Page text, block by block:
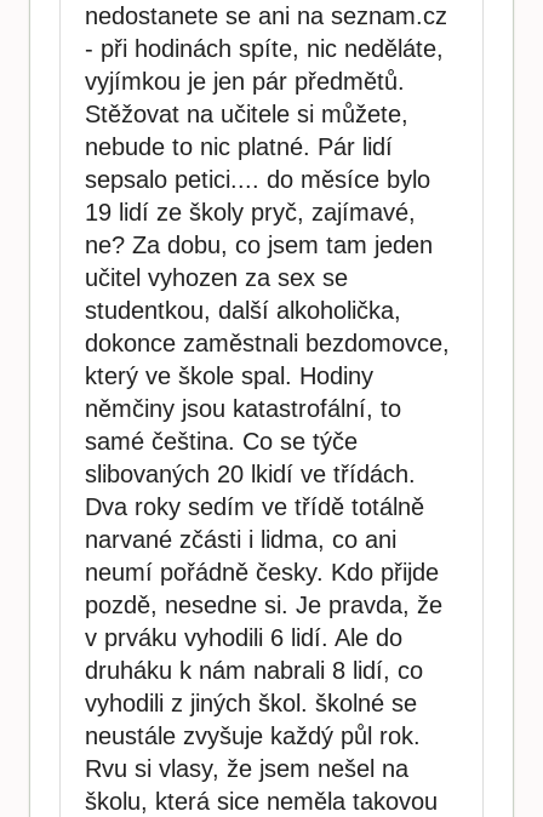
nedostanete se ani na seznam.cz
- při hodinách spíte, nic neděláte,
vyjímkou je jen pár předmětů.
Stěžovat na učitele si můžete,
nebude to nic platné. Pár lidí
sepsalo petici.... do měsíce bylo
19 lidí ze školy pryč, zajímavé,
ne? Za dobu, co jsem tam jeden
učitel vyhozen za sex se
studentkou, další alkoholička,
dokonce zaměstnali bezdomovce,
který ve škole spal. Hodiny
němčiny jsou katastrofální, to
samé čeština. Co se týče
slibovaných 20 lkidí ve třídách.
Dva roky sedím ve třídě totálně
narvané zčásti i lidma, co ani
neumí pořádně česky. Kdo přijde
pozdě, nesedne si. Je pravda, že
v prváku vyhodili 6 lidí. Ale do
druháku k nám nabrali 8 lidí, co
vyhodili z jiných škol. školné se
neustále zvyšuje každý půl rok.
Rvu si vlasy, že jsem nešel na
školu, která sice neměla takovou